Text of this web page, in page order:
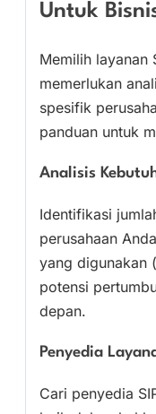
Untuk
Memilih layanan
memerlukan
spesifik
panduan untuk
Analisis
Identifikasi
perusahaan
yang digunakan
potensi
depan.
Penyedia
Cari penyedia